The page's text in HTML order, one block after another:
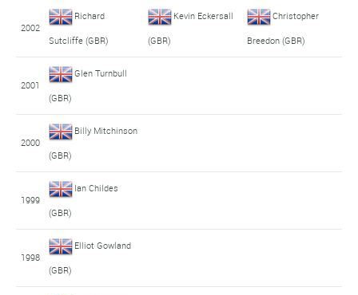
2002
Richard
Sutcliffe (GBR)
Kevin Eckersall
(GBR)
Christopher
Breedon (GBR)
2001
Glen Turnbull
(GBR)
2000
Billy Mitchinson
(GBR)
1999
Ian Childes
(GBR)
1998
Elliot Gowland
(GBR)